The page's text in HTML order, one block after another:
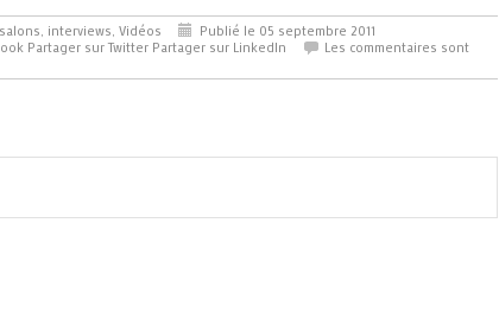
interviews, Vidéos
Publié le 05 septembre 2011
Partager sur Twitter Partager sur LinkedIn Les commentaires sont